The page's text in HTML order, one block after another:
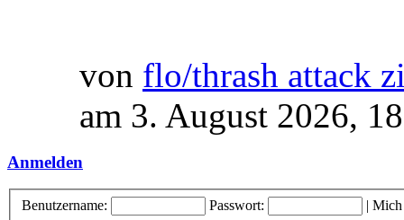
von flo/thrash attack
am 3. August 2026,
Anmelden
Benutzername: Passwort: | Mich